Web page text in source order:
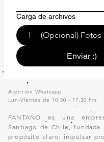
Carga de archivos
(Opcional) Fotos
Enviar :)
Atención Whatsapp
Lun-Viernes de 10.30 - 17.30 hrs
PANTANO es una
Santiago de Chile, fundada
propósito claro: impulsar